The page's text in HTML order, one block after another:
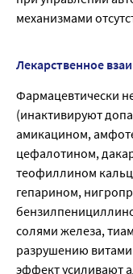
механизмами
Лекарственное
Фармацевтически
(инактивируют
амикацином,
цефалотином,
теофиллином
гепарином,
солями железа,
разрушению
эффект усиливают